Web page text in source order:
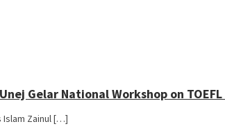
Gelar National Workshop on TOEFL
Islam Zainul […]